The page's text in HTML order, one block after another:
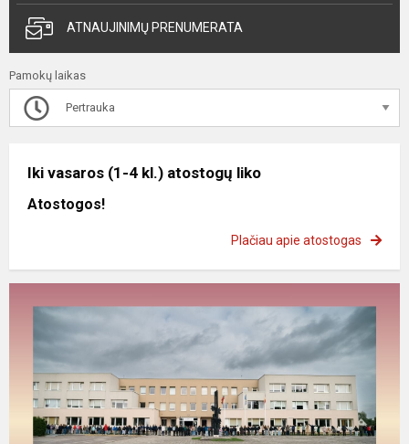
ATNAUJINIMŲ PRENUMERATA
Pamokų laikas
Pertrauka
Iki vasaros (1-4 kl.) atostogų liko
Atostogos!
Plačiau apie atostogas